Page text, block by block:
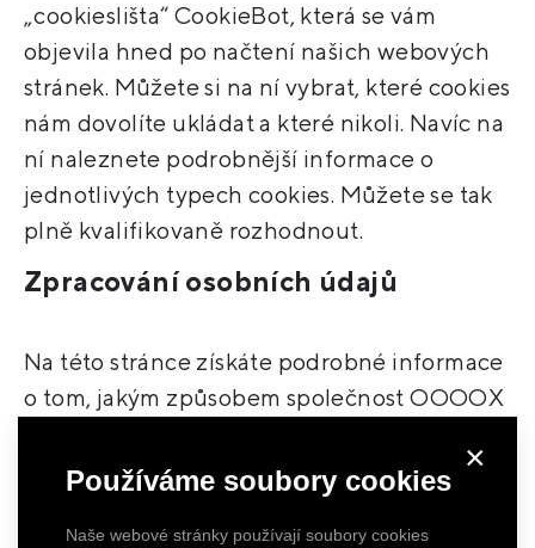
×
Používáme soubory cookies
Naše webové stránky používají soubory cookies
„cookieslišta“ CookieBot, která se vám
objevila hned po načtení našich webových
stránek. Můžete si na ní vybrat, které cookies
nám dovolíte ukládat a které nikoli. Navíc na
ní naleznete podrobnější informace o
jednotlivých typech cookies. Můžete se tak
plně kvalifikovaně rozhodnout.
Zpracování osobních údajů
Na této stránce získáte podrobné informace
o tom, jakým způsobem společnost OOOOX
zpracovává osobní údaje, jakých subjektů a
za jakým účelem. Zároveň tato strana
informuje subjekty údajů o jejich právech a